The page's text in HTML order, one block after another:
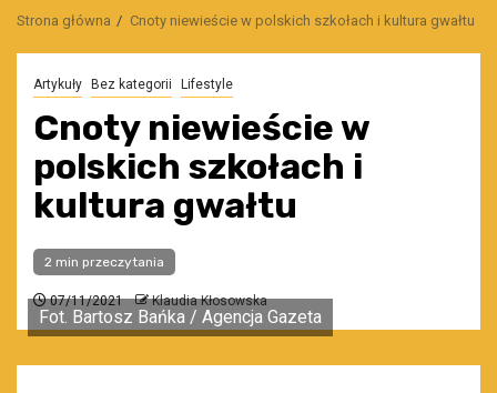
Strona główna Cnoty niewieście w polskich szkołach i kultura gwałtu
Artykuły Bez kategorii Lifestyle
Cnoty niewieście w
polskich szkołach i
kultura gwałtu
2 min przeczytania
07/11/2021 Klaudia Kłosowska
Fot. Bartosz Bańka / Agencja Gazeta